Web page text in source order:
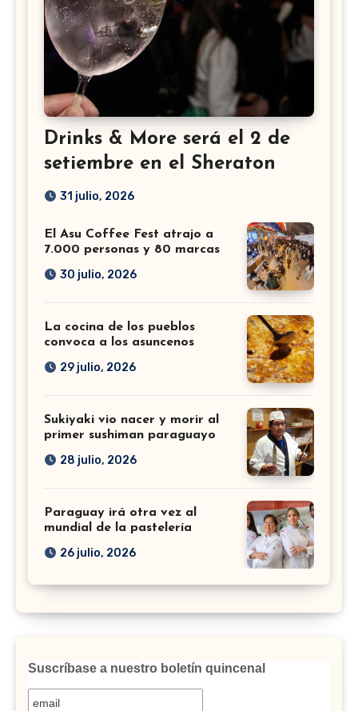
Drinks & More será el 2 de
setiembre en el Sheraton
31 julio, 2026
El Asu Coffee Fest atrajo a
7.000 personas y 80 marcas
30 julio, 2026
La cocina de los pueblos
convoca a los asuncenos
29 julio, 2026
Sukiyaki vio nacer y morir al
primer sushiman paraguayo
28 julio, 2026
Paraguay irá otra vez al
mundial de la pastelería
26 julio, 2026
Suscríbase a nuestro boletín quincenal